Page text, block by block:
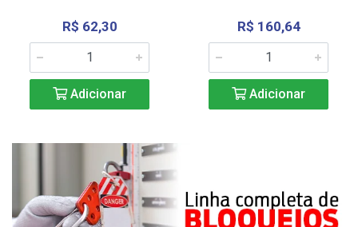
R$ 62,30
Adicionar
R$ 160,64
Adicionar